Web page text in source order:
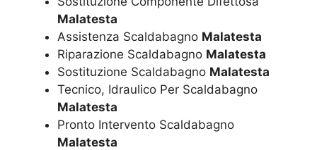
Malatesta
Assistenza Scaldabagno Malatesta
Riparazione Scaldabagno Malatesta
Sostituzione Scaldabagno Malatesta
Tecnico, Idraulico Per Scaldabagno
Malatesta
Pronto Intervento Scaldabagno
Malatesta